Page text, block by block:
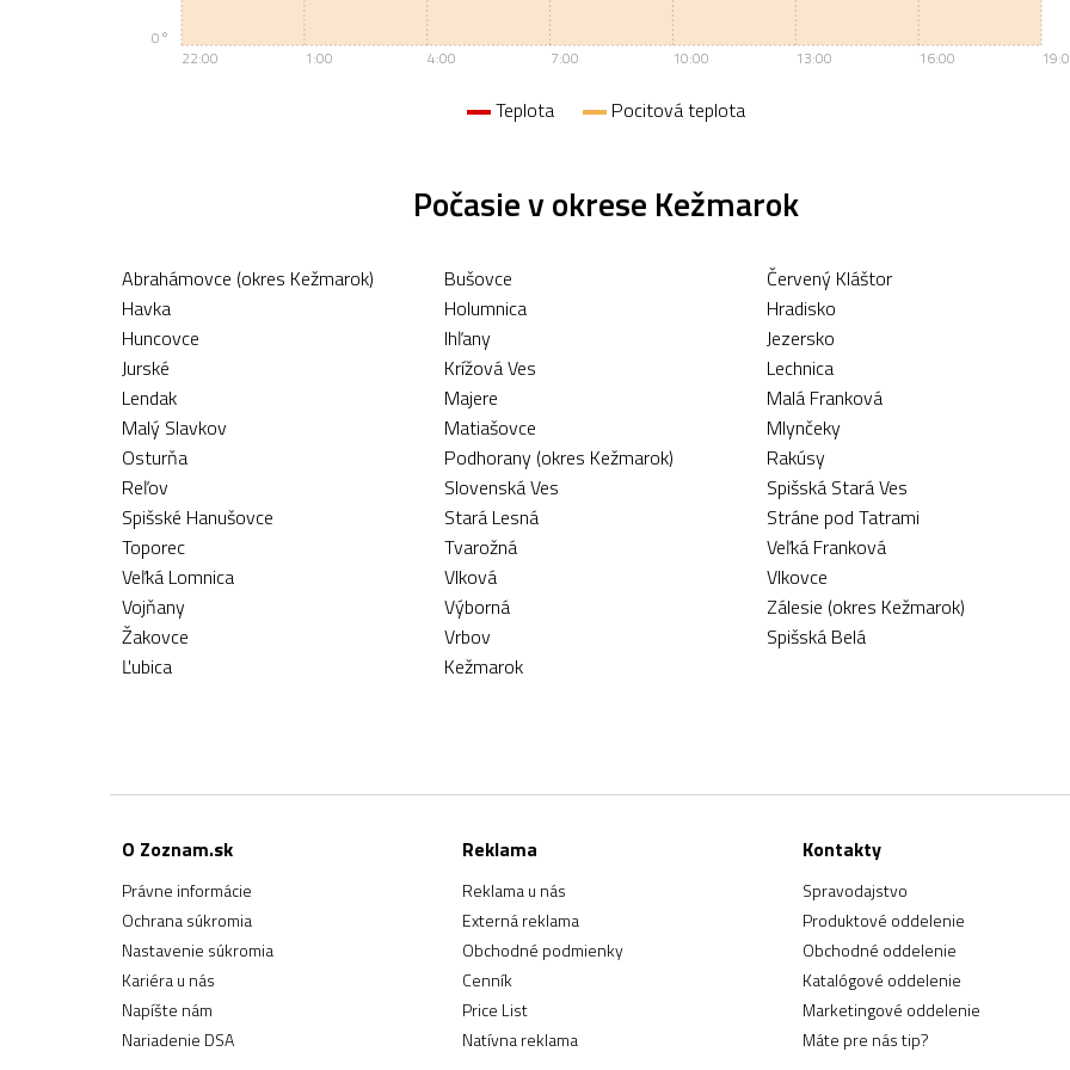
22:00 1:00 4:00 7:00 10:00 13:00 16:00
0°
Teplota Pocitová teplota
Počasie v okrese Kežmarok
Abrahámovce (okres Kežmarok) Bušovce
Červený Kláštor
Havka
Holumnica
Hradisko
Huncovce
Ihľany
Jezersko
Jurské
Krížová Ves
Lechnica
Lendak
Majere
Malá Franková
Malý Slavkov
Matiašovce
Mlynčeky
Osturňa
Podhorany (okres Kežmarok)
Rakúsy
Reľov
Slovenská Ves
Spišská Stará Ves
Spišské Hanušovce
Stará Lesná
Stráne pod Tatrami
Toporec
Tvarožná
Veľká Franková
Veľká Lomnica
Vlková
Vlkovce
Vojňany
Výborná
Zálesie (okres Kežmarok)
Žakovce
Vrbov
Spišská Belá
Ľubica
Kežmarok
O Zoznam.sk
Právne informácie
Ochrana súkromia
Nastavenie súkromia
Kariéra u nás
Napíšte nám
Nariadenie DSA
Reklama
Reklama u nás
Externá reklama
Obchodné podmienky
Cenník
Price List
Natívna reklama
Kontakty
Spravodajstvo
Produktové oddelenie
Obchodné oddelenie
Katalógové oddelenie
Marketingové oddelenie
Máte pre nás tip?